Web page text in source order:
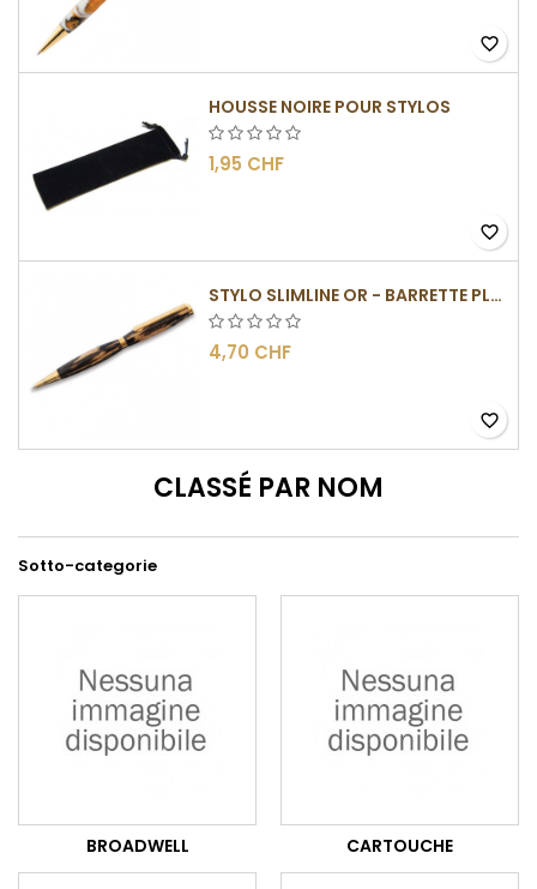
favorite_border
HOUSSE NOIRE POUR STYLOS
1,95 CHF
favorite_border
STYLO SLIMLINE OR - BARRETTE PLATE
4,70 CHF
favorite_border
CLASSÉ PAR NOM
Sotto-categorie
BROADWELL CARTOUCHE